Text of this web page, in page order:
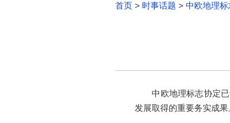
首页 > 时事话题 > 中欧地理
中欧地理标志协定已
发展取得的重要务实成果